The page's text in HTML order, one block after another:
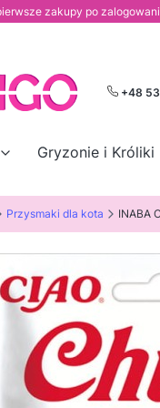
zakupy po
+48
Gryzonie i Króliki
Przysmaki dla kota INABA